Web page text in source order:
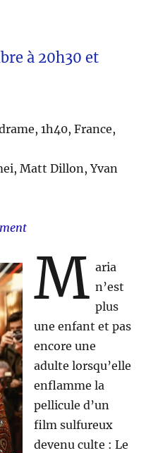
à 20h30 et
1h40, France,
Matt Dillon, Yvan
M aria
n’est
plus
une enfant et pas
encore une
adulte lorsqu’elle
enflamme la
pellicule d’un
film sulfureux
devenu culte : Le